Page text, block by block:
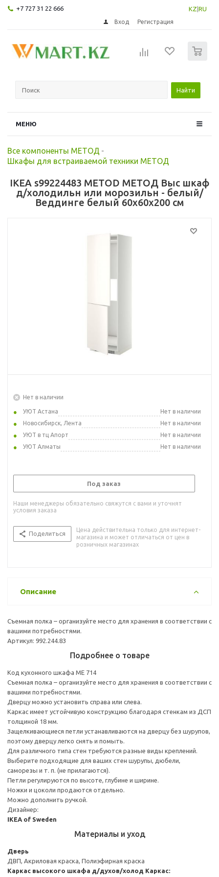
+7 727 31 22 666 KZ RU
Вход Регистрация
Найти
МЕНЮ
Все компоненты МЕТОД -
Шкафы для встраиваемой техники МЕТОД
IKEA s99224483 METOD МЕТОД Выс шкаф
д/холодильн или морозильн - белый/
Веддинге белый 60x60x200 см
Нет в наличии
УЮТ Астана
Нет в наличии
Новосибирск, Лента
Нет в наличии
УЮТ в тц Апорт
Нет в наличии
УЮТ Алматы
Нет в наличии
Под заказ
Наши менеджеры обязательно свяжутся с вами и уточнят
условия заказа
Поделиться
Цена действительна только для интернет-
магазина и может отличаться от цен в
розничных магазинах
Описание
Съемная полка – организуйте место для хранения в соответствии с
вашими потребностями.
Артикул: 992.244.83
Подробнее о товаре
Код кухонного шкафа ME 714
Съемная полка – организуйте место для хранения в соответствии с
вашими потребностями.
Дверцу можно установить справа или слева.
Каркас имеет устойчивую конструкцию благодаря стенкам из ДСП
толщиной 18 мм.
Защелкивающиеся петли устанавливаются на дверцу без шурупов,
поэтому дверцу легко снять и помыть.
Для различного типа стен требуются разные виды креплений.
Выберите подходящие для ваших стен шурупы, дюбели,
саморезы и т. п. (не прилагаются).
Петли регулируются по высоте, глубине и ширине.
Ножки и цоколи продаются отдельно.
Можно дополнить ручкой.
Дизайнер:
IKEA of Sweden
Материалы и уход
Дверь
ДВП, Акриловая краска, Полиэфирная краска
Каркас высокого шкафа д/духов/холод Каркас: